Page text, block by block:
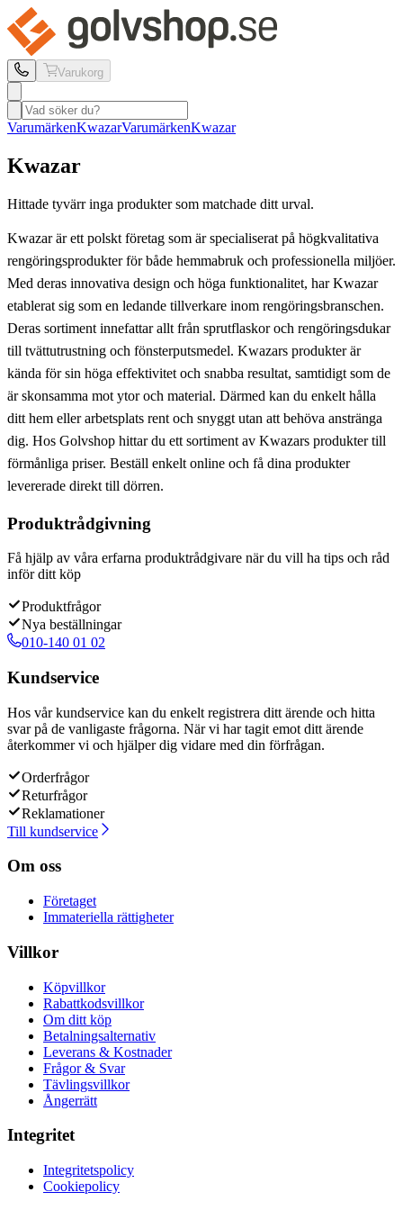
Varukorg
VarumärkenKwazarVarumärkenKwazar
Kwazar
Hittade tyvärr inga produkter som matchade ditt urval.
Kwazar är ett polskt företag som är specialiserat på högkvalitativa
rengöringsprodukter för både hemmabruk och professionella miljöer.
Med deras innovativa design och höga funktionalitet, har Kwazar
etablerat sig som en ledande tillverkare inom rengöringsbranschen.
Deras sortiment innefattar allt från sprutflaskor och rengöringsdukar
till tvättutrustning och fönsterputsmedel. Kwazars produkter är
kända för sin höga effektivitet och snabba resultat, samtidigt som de
är skonsamma mot ytor och material. Därmed kan du enkelt hålla
ditt hem eller arbetsplats rent och snyggt utan att behöva anstränga
dig. Hos Golvshop hittar du ett sortiment av Kwazars produkter till
förmånliga priser. Beställ enkelt online och få dina produkter
levererade direkt till dörren.
Produktrådgivning
Få hjälp av våra erfarna produktrådgivare när du vill ha tips och råd
inför ditt köp
Produktfrågor
Nya beställningar
010-140 01 02
Kundservice
Hos vår kundservice kan du enkelt registrera ditt ärende och hitta
svar på de vanligaste frågorna. När vi har tagit emot ditt ärende
återkommer vi och hjälper dig vidare med din förfrågan.
Orderfrågor
Returfrågor
Reklamationer
Till kundservice
Om oss
Företaget
Immateriella rättigheter
Villkor
Köpvillkor
Rabattkodsvillkor
Om ditt köp
Betalningsalternativ
Leverans & Kostnader
Frågor & Svar
Tävlingsvillkor
Ångerrätt
Integritet
Integritetspolicy
Cookiepolicy